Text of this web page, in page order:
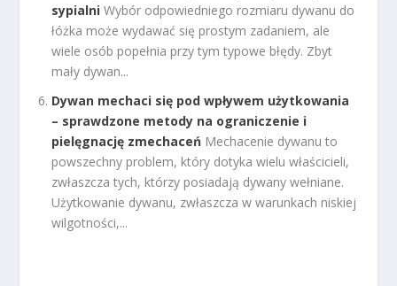
sypialni Wybór odpowiedniego rozmiaru dywanu do
łóżka może wydawać się prostym zadaniem, ale
wiele osób popełnia przy tym typowe błędy. Zbyt
mały dywan...
Dywan mechaci się pod wpływem użytkowania
– sprawdzone metody na ograniczenie i
pielęgnację zmechaceń Mechacenie dywanu to
powszechny problem, który dotyka wielu właścicieli,
zwłaszcza tych, którzy posiadają dywany wełniane.
Użytkowanie dywanu, zwłaszcza w warunkach niskiej
wilgotności,...